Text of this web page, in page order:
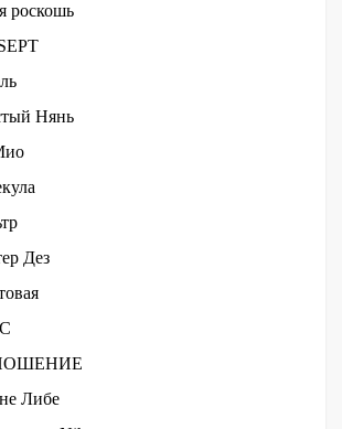
роскошь
Нянь
Дез
Либе